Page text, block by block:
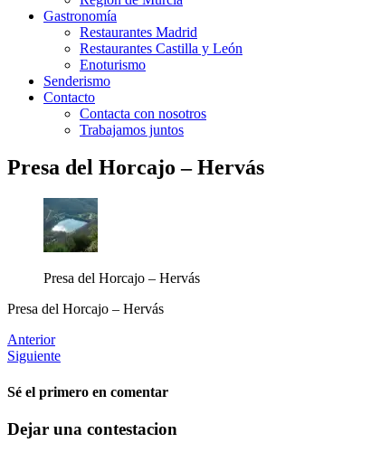
Gastronomía
Restaurantes Madrid
Restaurantes Castilla y León
Enoturismo
Senderismo
Contacto
Contacta con nosotros
Trabajamos juntos
Presa del Horcajo – Hervás
Presa del Horcajo – Hervás
Presa del Horcajo – Hervás
Anterior
Siguiente
Sé el primero en comentar
Dejar una contestacion